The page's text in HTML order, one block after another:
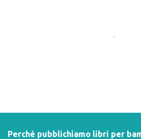
Perché pubblichiamo libri per